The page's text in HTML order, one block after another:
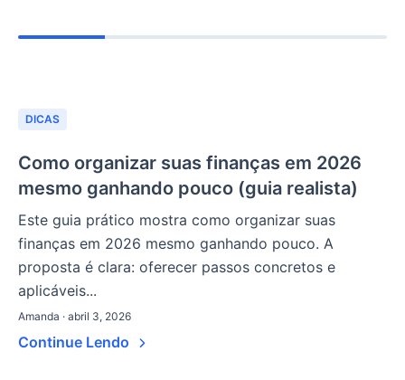
DICAS
Como organizar suas finanças em 2026
mesmo ganhando pouco (guia realista)
Este guia prático mostra como organizar suas
finanças em 2026 mesmo ganhando pouco. A
proposta é clara: oferecer passos concretos e
aplicáveis...
Amanda · abril 3, 2026
Continue Lendo